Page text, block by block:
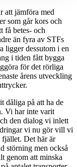
att jämföra med
som går kors och
få betes- och
än fyra av STFs
ligger dessutom i en
i tiden fått bygga
för det rörliga
årens utveckling
dåliga på att ha de
Vi har inte varit
den dialog vi inlett
vi nu gör vill vi
fjället. Det här är
störning men också
genom att minska